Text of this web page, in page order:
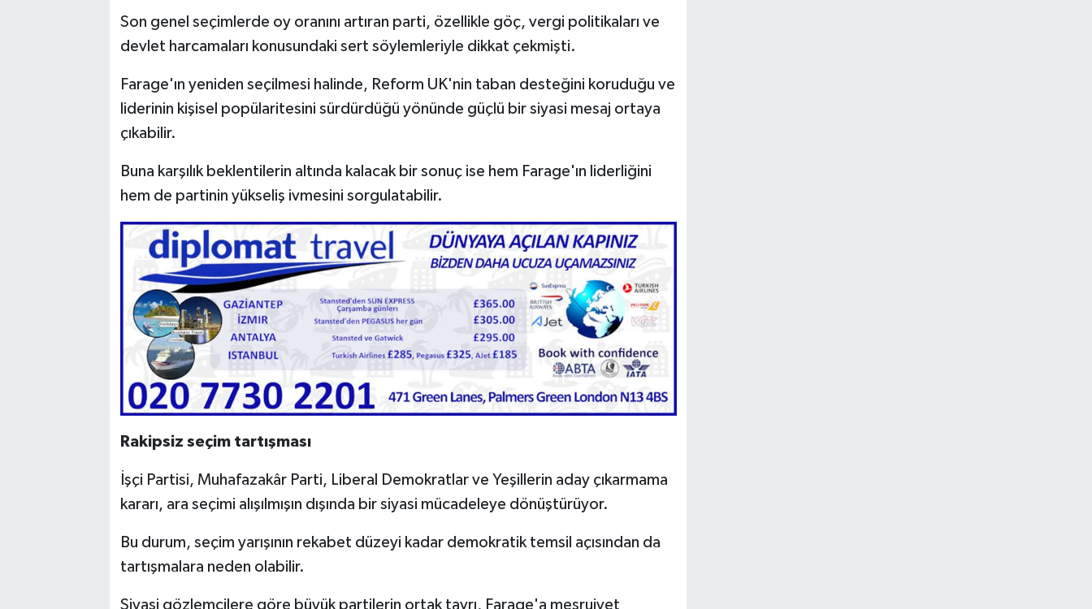
Son genel seçimlerde oy oranını artıran parti, özellikle göç, vergi politikaları ve
devlet harcamaları konusundaki sert söylemleriyle dikkat çekmişti.
Farage'ın yeniden seçilmesi halinde, Reform UK'nin taban desteğini koruduğu ve
liderinin kişisel popülaritesini sürdürdüğü yönünde güçlü bir siyasi mesaj ortaya
çıkabilir.
Buna karşılık beklentilerin altında kalacak bir sonuç ise hem Farage'ın liderliğini
hem de partinin yükseliş ivmesini sorgulatabilir.
Rakipsiz seçim tartışması
İşçi Partisi, Muhafazakâr Parti, Liberal Demokratlar ve Yeşillerin aday çıkarmama
kararı, ara seçimi alışılmışın dışında bir siyasi mücadeleye dönüştürüyor.
Bu durum, seçim yarışının rekabet düzeyi kadar demokratik temsil açısından da
tartışmalara neden olabilir.
Siyasi gözlemcilere göre büyük partilerin ortak tavrı, Farage'a meşruiyet